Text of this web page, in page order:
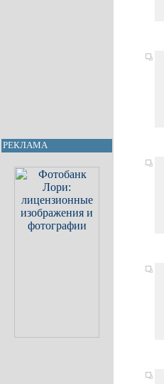
РЕКЛАМА